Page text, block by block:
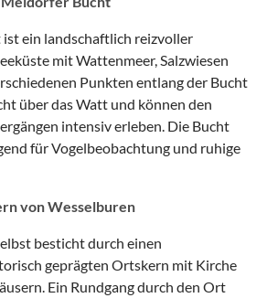
ein landschaftlich reizvoller
mit Wattenmeer, Salzwiesen
Punkten entlang der Bucht
über das Watt und können den
intensiv erleben. Die Bucht
für Vogelbeobachtung und ruhige
von Wesselburen
besticht durch einen
geprägten Ortskern mit Kirche
Ein Rundgang durch den Ort